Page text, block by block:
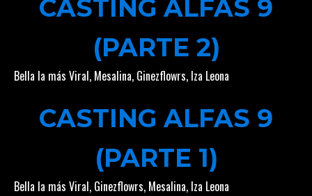
CASTING ALFAS 9
(PARTE 2)
Bella la más Viral, Mesalina, Ginezflowrs, Iza Leona
CASTING ALFAS 9
(PARTE 1)
Bella la más Viral, Ginezflowrs, Mesalina, Iza Leona